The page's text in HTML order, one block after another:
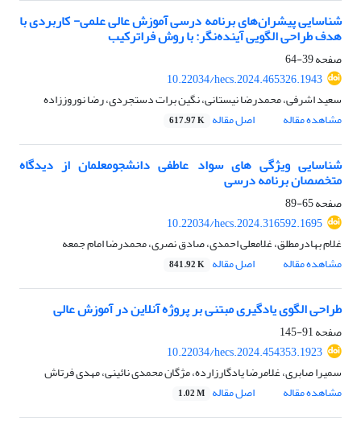
شناسایی پیشران‌های برنامه درسی آموزش عالی علمی- کاربردی با
هدف طراحی الگویی آینده‌نگر: با روش فراترکیب
صفحه39-64
10.22034/hecs.2024.465326.1943
سعید اشرفی، محمدرضا نیستانی، نگین برات دستجردی، رضا نوروززاده
مشاهده مقاله
اصل مقاله 617.97 K
شناسایی ویژگی های سواد عاطفی دانشجومعلمان از دیدگاه
متخصصان برنامه درسی
صفحه65-89
10.22034/hecs.2024.316592.1695
غلام بهادرمطلق، غلامعلی احمدی، صادق نصری، محمدرضا امام جمعه
مشاهده مقاله
اصل مقاله 841.92 K
طراحی الگوی یادگیری مبتنی بر پروژه آنلاین در آموزش عالی
صفحه91-145
10.22034/hecs.2024.454353.1923
سمیرا صابری، غلامرضا یادگارزارده، مژگان محمدی نائینی، مهدی فرتاش
مشاهده مقاله
اصل مقاله 1.02 M